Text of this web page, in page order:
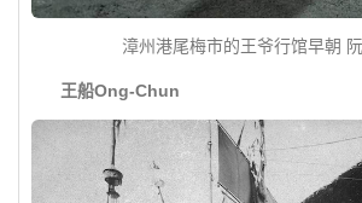
漳州港尾梅市的王爷行馆早朝
王船Ong-Chun